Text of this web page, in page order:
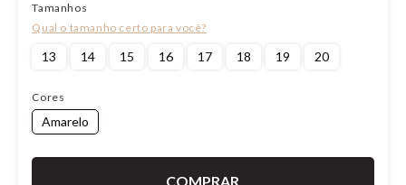
Tamanhos
13 14 15 16 17 18 19 20
Cores
Amarelo